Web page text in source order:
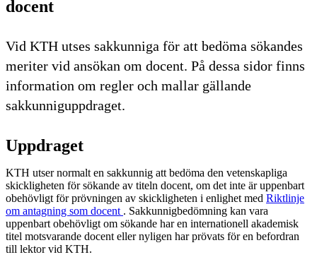
docent
Vid KTH utses sakkunniga för att bedöma sökandes
meriter vid ansökan om docent. På dessa sidor finns
information om regler och mallar gällande
sakkunniguppdraget.
Uppdraget
KTH utser normalt en sakkunnig att bedöma den vetenskapliga
skickligheten för sökande av titeln docent, om det inte är uppenbart
obehövligt för prövningen av skickligheten i enlighet med Riktlinje
om antagning som docent . Sakkunnigbedömning kan vara
uppenbart obehövligt om sökande har en internationell akademisk
titel motsvarande docent eller nyligen har prövats för en befordran
till lektor vid KTH.